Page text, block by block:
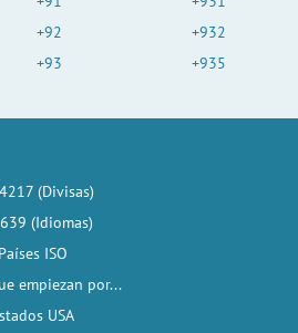
+92
+93
+932
+935
(Divisas)
(Idiomas)
Países ISO
empiezan por...
USA